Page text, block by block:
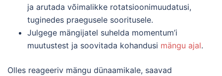
ja arutada võimalikke rotatsioonimuudatusi,
tuginedes praegusele sooritusele.
Julgege mängijatel suhelda momentum’i
muutustest ja soovitada kohandusi mängu ajal.
Olles reageeriv mängu dünaamikale, saavad